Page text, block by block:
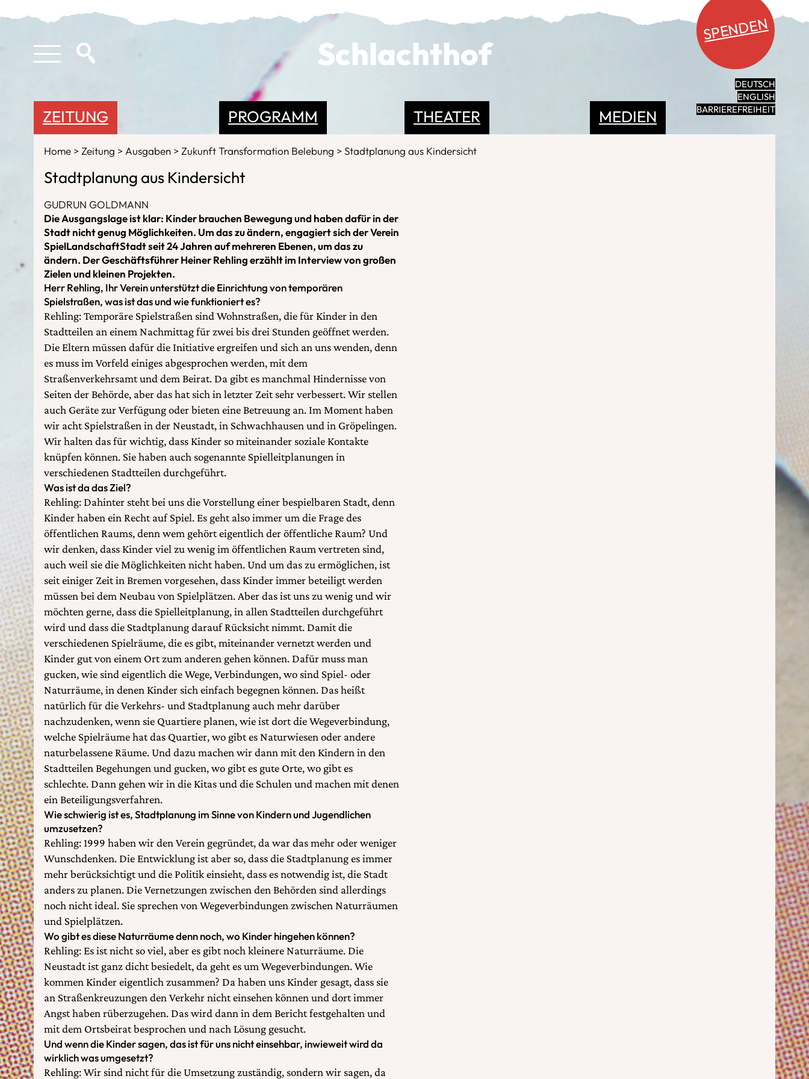
Schlachthof
SPENDEN
DEUTSCH
ENGLISH
BARRIEREFREIHEIT
PROGRAMM THEATER MEDIEN
ZEITUNG
Home Zeitung Ausgaben Zukunft Transformation Belebung Stadtplanung aus Kindersicht
Stadtplanung aus Kindersicht
GUDRUN GOLDMANN
Die Ausgangslage ist klar: Kinder brauchen Bewegung und haben dafür in der
Stadt nicht genug Möglichkeiten. Um das zu ändern, engagiert sich der Verein
SpielLandschaftStadt seit 24 Jahren auf mehreren Ebenen, um das zu
ändern. Der Geschäftsführer Heiner Rehling erzählt im Interview von großen
Zielen und kleinen Projekten.
Herr Rehling, Ihr Verein unterstützt die Einrichtung von temporären
Spielstraßen, was ist das und wie funktioniert es?
Rehling: Temporäre Spielstraßen sind Wohnstraßen, die für Kinder in den
Stadtteilen an einem Nachmittag für zwei bis drei Stunden geöffnet werden.
Die Eltern müssen dafür die Initiative ergreifen und sich an uns wenden, denn
es muss im Vorfeld einiges abgesprochen werden, mit dem
Straßenverkehrsamt und dem Beirat. Da gibt es manchmal Hindernisse von
Seiten der Behörde, aber das hat sich in letzter Zeit sehr verbessert. Wir stellen
auch Geräte zur Verfügung oder bieten eine Betreuung an. Im Moment haben
wir acht Spielstraßen in der Neustadt, in Schwachhausen und in Gröpelingen.
Wir halten das für wichtig, dass Kinder so miteinander soziale Kontakte
knüpfen können. Sie haben auch sogenannte Spielleitplanungen in
verschiedenen Stadtteilen durchgeführt.
Was ist da das Ziel?
Rehling: Dahinter steht bei uns die Vorstellung einer bespielbaren Stadt, denn
Kinder haben ein Recht auf Spiel. Es geht also immer um die Frage des
öffentlichen Raums, denn wem gehört eigentlich der öffentliche Raum? Und
wir denken, dass Kinder viel zu wenig im öffentlichen Raum vertreten sind,
auch weil sie die Möglichkeiten nicht haben. Und um das zu ermöglichen, ist
seit einiger Zeit in Bremen vorgesehen, dass Kinder immer beteiligt werden
müssen bei dem Neubau von Spielplätzen. Aber das ist uns zu wenig und wir
möchten gerne, dass die Spielleitplanung, in allen Stadtteilen durchgeführt
wird und dass die Stadtplanung darauf Rücksicht nimmt. Damit die
verschiedenen Spielräume, die es gibt, miteinander vernetzt werden und
Kinder gut von einem Ort zum anderen gehen können. Dafür muss man
gucken, wie sind eigentlich die Wege, Verbindungen, wo sind Spiel- oder
Naturräume, in denen Kinder sich einfach begegnen können. Das heißt
natürlich für die Verkehrs- und Stadtplanung auch mehr darüber
nachzudenken, wenn sie Quartiere planen, wie ist dort die Wegeverbindung,
welche Spielräume hat das Quartier, wo gibt es Naturwiesen oder andere
naturbelassene Räume. Und dazu machen wir dann mit den Kindern in den
Stadtteilen Begehungen und gucken, wo gibt es gute Orte, wo gibt es
schlechte. Dann gehen wir in die Kitas und die Schulen und machen mit denen
ein Beteiligungsverfahren.
Wie schwierig ist es, Stadtplanung im Sinne von Kindern und Jugendlichen
umzusetzen?
Rehling: 1999 haben wir den Verein gegründet, da war das mehr oder weniger
Wunschdenken. Die Entwicklung ist aber so, dass die Stadtplanung es immer
mehr berücksichtigt und die Politik einsieht, dass es notwendig ist, die Stadt
anders zu planen. Die Vernetzungen zwischen den Behörden sind allerdings
noch nicht ideal. Sie sprechen von Wegeverbindungen zwischen Naturräumen
und Spielplätzen.
Wo gibt es diese Naturräume denn noch, wo Kinder hingehen können?
Rehling: Es ist nicht so viel, aber es gibt noch kleinere Naturräume. Die
Neustadt ist ganz dicht besiedelt, da geht es um Wegeverbindungen. Wie
kommen Kinder eigentlich zusammen? Da haben uns Kinder gesagt, dass sie
an Straßenkreuzungen den Verkehr nicht einsehen können und dort immer
Angst haben rüberzugehen. Das wird dann in dem Bericht festgehalten und
mit dem Ortsbeirat besprochen und nach Lösung gesucht.
Und wenn die Kinder sagen, das ist für uns nicht einsehbar, inwieweit wird da
wirklich was umgesetzt?
Rehling: Wir sind nicht für die Umsetzung zuständig, sondern wir sagen, da